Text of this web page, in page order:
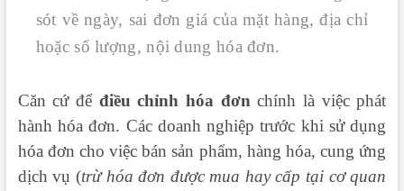
sót về ngày, sai đơn giá của mặt hàng, địa chỉ
hoặc số lượng, nội dung hóa đơn.
Căn cứ để điều chỉnh hóa đơnchính là việc phát
hành hóa đơn. Các doanh nghiệp trước khi sử dụng
hóa đơn cho việc bán sản phẩm, hàng hóa, cung ứng
dịch vụ (trừ hóa đơn được mua hay cấp tại cơ quan